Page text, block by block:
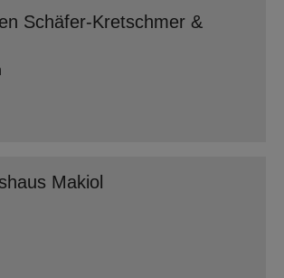
Schäfer-Kretschmer &
Makiol